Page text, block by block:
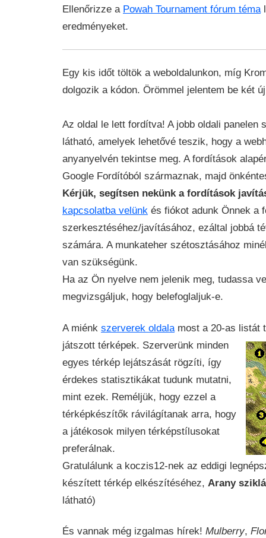
Ellenőrizze a Powah Tournament fórum téma
eredményeket.
Egy kis időt töltök a weboldalunkon, míg
dolgozik a kódon. Örömmel jelentem be két
Az oldal le lett fordítva! A jobb oldali panelen
látható, amelyek lehetővé teszik, hogy a
anyanyelvén tekintse meg. A fordítások
Google Fordítóból származnak, majd
Kérjük, segítsen nekünk a fordítások
kapcsolatba velünk és fiókot adunk Önnek a
szerkesztéséhez/javításához, ezáltal jobbá
számára. A munkateher szétosztásához
van szükségünk.
Ha az Ön nyelve nem jelenik meg, tudassa
megvizsgáljuk, hogy belefoglaljuk-e.
A miénk szerverek oldala most a 20-as listát
játszott térképek. Szerverünk minden
egyes térkép lejátszását rögzíti, így
érdekes statisztikákat tudunk mutatni,
mint ezek. Reméljük, hogy ezzel a
térképkészítők rávilágítanak arra, hogy
a játékosok milyen térképstílusokat
preferálnak.
Gratulálunk a koczis12-nek az eddigi
készített térkép elkészítéséhez, Arany
látható)
És vannak még izgalmas hírek! Mulberry,